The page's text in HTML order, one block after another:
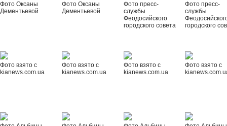
Фото Оксаны
Дементьевой
Фото Оксаны
Дементьевой
Фото пресс-
службы
Феодосийского
городского совета
Фото пресс-
службы
городского
Фото взято с
kianews.com.ua
Фото взято с
kianews.com.ua
Фото взято с
kianews.com.ua
Фото взято с